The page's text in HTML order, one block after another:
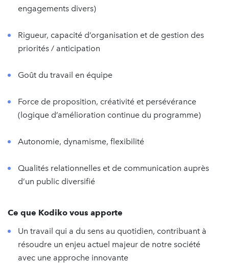
engagements divers)
Rigueur, capacité d’organisation et de gestion des
priorités / anticipation
Goût du travail en équipe
Force de proposition, créativité et persévérance
(logique d’amélioration continue du programme)
Autonomie, dynamisme, flexibilité
Qualités relationnelles et de communication auprès
d’un public diversifié
Ce que Kodiko vous apporte
Un travail qui a du sens au quotidien, contribuant à
résoudre un enjeu actuel majeur de notre société
avec une approche innovante